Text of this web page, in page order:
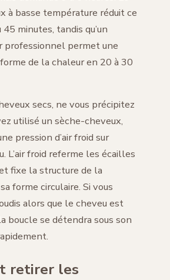
à basse température réduit ce
minutes, tandis qu’un
professionnel permet une
de la chaleur en 20 à 30
secs, ne vous précipitez
utilisé un sèche-cheveux,
pression d’air froid sur
L’air froid referme les écailles
fixe la structure de la
forme circulaire. Si vous
alors que le cheveu est
boucle se détendra sous son
retirer les